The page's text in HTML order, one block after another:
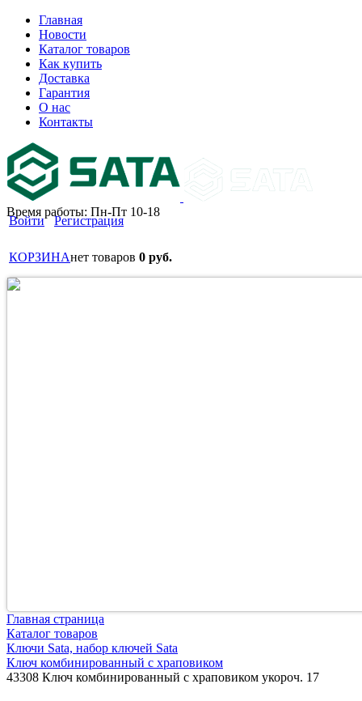
Главная
Новости
Каталог товаров
Как купить
Доставка
Гарантия
О нас
Контакты
Время работы: Пн-Пт 10-18
Войти Регистрация
КОРЗИНАнет товаров 0 руб.
Главная страница
Каталог товаров
Ключи Sata, набор ключей Sata
Ключ комбинированный с храповиком
43308 Ключ комбинированный с храповиком укороч. 17